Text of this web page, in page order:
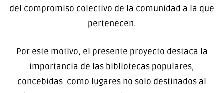
del compromiso colectivo de la comunidad a la que
pertenecen.
Por este motivo, el presente proyecto destaca la
importancia de las bibliotecas populares,
concebidas como lugares no solo destinados al